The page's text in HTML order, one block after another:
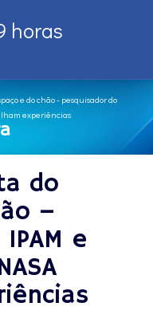
horas
e do chão - pesquisador do
experiências
do
–
e